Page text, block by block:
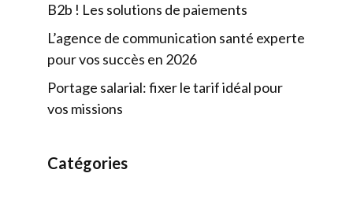
B2b ! Les solutions de paiements
L’agence de communication santé experte
pour vos succès en 2026
Portage salarial: fixer le tarif idéal pour
vos missions
Catégories